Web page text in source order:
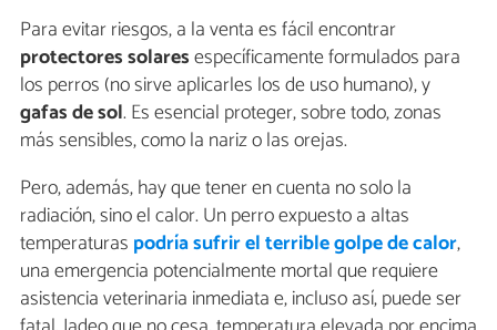
Para evitar riesgos, a la venta es fácil encontrar
protectores solaresespecíficamente formulados para
los perros (no sirve aplicarles los de uso humano), y
gafas de sol. Es esencial proteger, sobre todo, zonas
más sensibles, como la nariz o las orejas.
Pero, además, hay que tener en cuenta no solo la
radiación, sino el calor. Un perro expuesto a altas
temperaturas podría sufrir el terrible golpe de calor,
una emergencia potencialmente mortal que requiere
asistencia veterinaria inmediata e, incluso así, puede ser